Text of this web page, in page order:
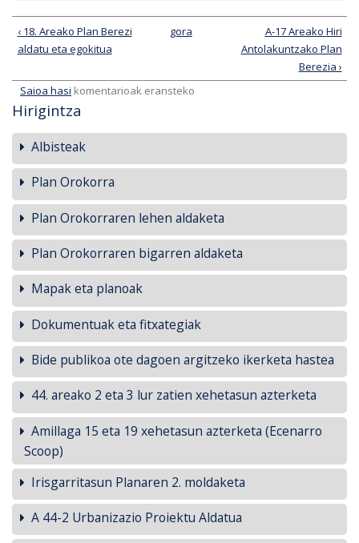
‹ 18. Areako Plan Berezi
aldatu eta egokitua
gora
A-17 Areako Hiri
Antolakuntzako Plan
Berezia ›
Saioa hasi komentarioak eransteko
Hirigintza
Albisteak
Plan Orokorra
Plan Orokorraren lehen aldaketa
Plan Orokorraren bigarren aldaketa
Mapak eta planoak
Dokumentuak eta fitxategiak
Bide publikoa ote dagoen argitzeko ikerketa hastea
44. areako 2 eta 3 lur zatien xehetasun azterketa
Amillaga 15 eta 19 xehetasun azterketa (Ecenarro
Scoop)
Irisgarritasun Planaren 2. moldaketa
A 44-2 Urbanizazio Proiektu Aldatua